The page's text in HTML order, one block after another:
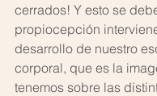
cerrados! Y esto se
propiocepción
desarrollo de nuestro
corporal, que es la
tenemos sobre las